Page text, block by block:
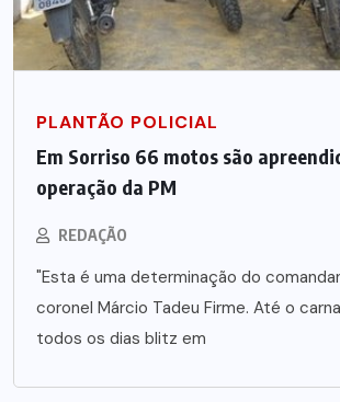
PLANTÃO POLICIAL
Em Sorriso 66 motos são
operação da PM
REDAÇÃO
"Esta é uma determinação do
coronel Márcio Tadeu Firme. Até o
todos os dias blitz em